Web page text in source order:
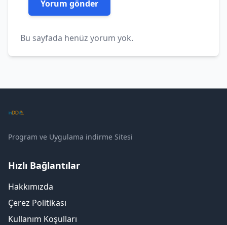
Bu sayfada henüz yorum yok.
Program ve Uygulama indirme Sitesi
Hızlı Bağlantılar
Hakkımızda
Çerez Politikası
Kullanım Koşulları